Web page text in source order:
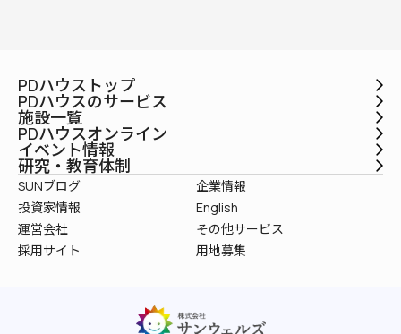
PDハウストップ
PDハウスのサービス
施設一覧
PDハウスオンライン
イベント情報
研究・教育体制
SUNブログ
企業情報
投資家情報
English
運営会社
その他サービス
採用サイト
用地募集